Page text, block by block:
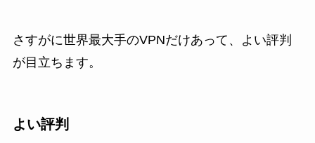
さすがに世界最大手のVPNだけあって、よい評判
が目立ちます。
よい評判